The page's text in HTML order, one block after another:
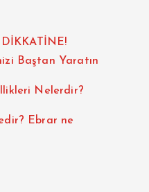
Baştan Yaratın
Nelerdir?
Ebrar ne